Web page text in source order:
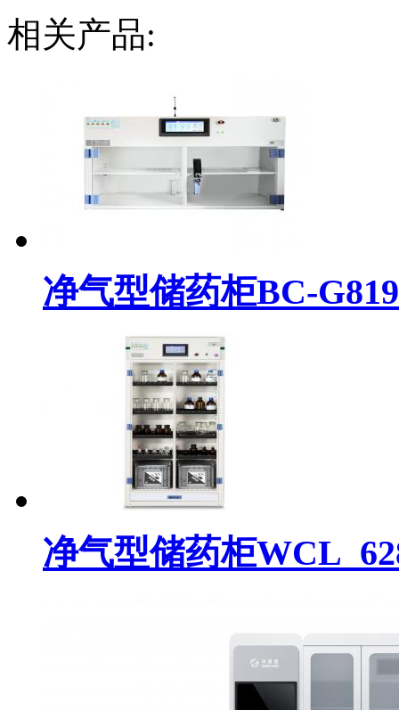
相关产品:
净气型储药柜BC-G819
净气型储药柜